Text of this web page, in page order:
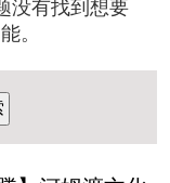
没有找到想要
。